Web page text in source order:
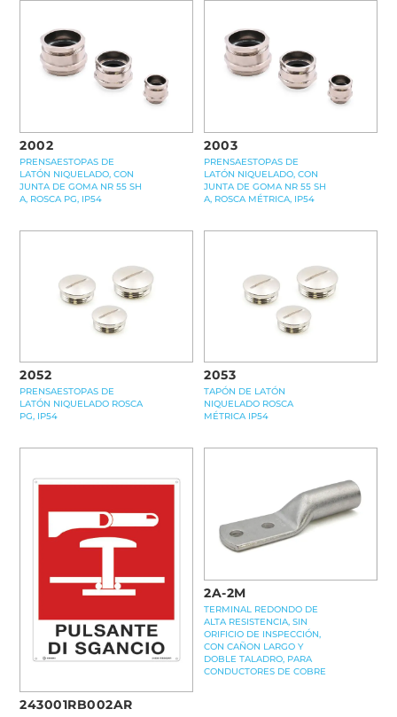
2002
PRENSAESTOPAS DE
LATÓN NIQUELADO, CON
JUNTA DE GOMA NR 55 SH
A, ROSCA PG, IP54
2003
PRENSAESTOPAS DE
LATÓN NIQUELADO, CON
JUNTA DE GOMA NR 55 SH
A, ROSCA MÉTRICA, IP54
2052
PRENSAESTOPAS DE
LATÓN NIQUELADO ROSCA
PG, IP54
2053
TAPÓN DE LATÓN
NIQUELADO ROSCA
MÉTRICA IP54
243001RB002AR
2A-2M
TERMINAL REDONDO DE
ALTA RESISTENCIA, SIN
ORIFICIO DE INSPECCIÓN,
CON CAÑON LARGO Y
DOBLE TALADRO, PARA
CONDUCTORES DE COBRE